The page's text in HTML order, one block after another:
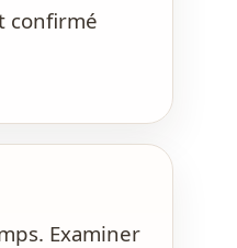
confirmé
Examiner